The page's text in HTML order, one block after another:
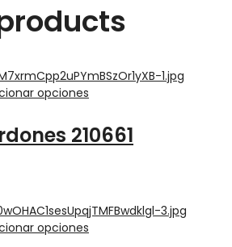
opciones
210661
opciones